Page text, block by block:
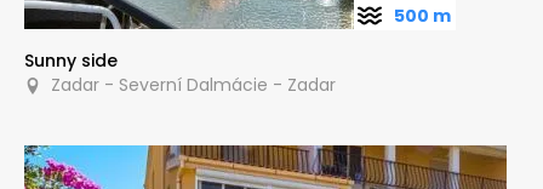
Sunny side
Zadar - Severní Dalmácie - Zadar
500 m